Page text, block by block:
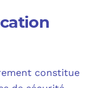
constitue